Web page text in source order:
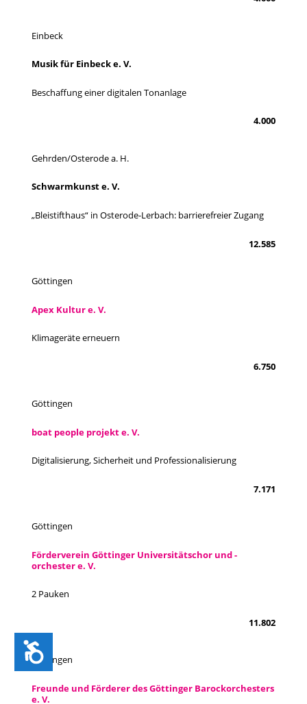
Zug&auml;nglichkeit
Einbeck
Musik für Einbeck e. V.
Beschaffung einer digitalen Tonanlage
4.000
Gehrden/Osterode a. H.
Schwarmkunst e. V.
„Bleistifthaus“ in Osterode-Lerbach: barrierefreier Zugang
12.585
Göttingen
Apex Kultur e. V.
Klimageräte erneuern
6.750
Göttingen
boat people projekt e. V.
Digitalisierung, Sicherheit und Professionalisierung
7.171
Göttingen
Förderverein Göttinger Universitätschor und -
orchester e. V.
2 Pauken
11.802
Göttingen
Freunde und Förderer des Göttinger Barockorchesters
e. V.